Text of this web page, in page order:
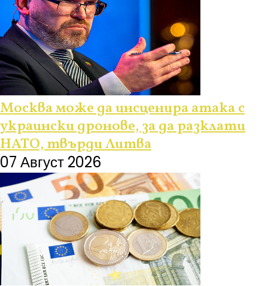
Москва може да инсценира атака с
украински дронове, за да разклати
НАТО, твърди Литва
07 Август 2026